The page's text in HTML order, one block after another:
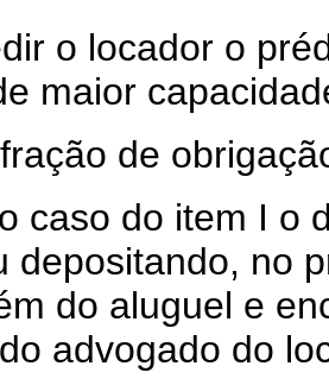
locador o
maior
de obrigação
do item I o
depositando, no
do aluguel e
advogado do